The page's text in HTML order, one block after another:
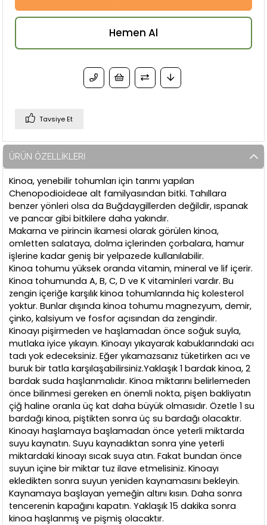
Tavsiye Et
ÜRÜN ÖZELLIKLERI
Kinoa, yenebilir tohumları için tarımı yapılan
Chenopodioideae alt familyasından bitki. Tahıllara
benzer yönleri olsa da Buğdaygillerden değildir, ıspanak
ve pancar gibi bitkilere daha yakındır.
Makarna ve pirincin ikamesi olarak görülen kinoa,
omletten salataya, dolma içlerinden çorbalara, hamur
işlerine kadar geniş bir yelpazede kullanılabilir.
Kinoa tohumu yüksek oranda vitamin, mineral ve lif içerir.
Kinoa tohumunda A, B, C, D ve K vitaminleri vardır. Bu
zengin içeriğe karşılık kinoa tohumlarında hiç kolesterol
yoktur. Bunlar dışında kinoa tohumu magnezyum, demir,
çinko, kalsiyum ve fosfor açısından da zengindir.
Kinoayı pişirmeden ve haşlamadan önce soğuk suyla,
mutlaka iyice yıkayın. Kinoayı yıkayarak kabuklarındaki acı
tadı yok edeceksiniz. Eğer yıkamazsanız tüketirken acı ve
buruk bir tatla karşılaşabilirsiniz.Yaklaşık 1 bardak kinoa, 2
bardak suda haşlanmalıdır. Kinoa miktarını belirlemeden
önce bilinmesi gereken en önemli nokta, pişen bakliyatın
çiğ haline oranla üç kat daha büyük olmasıdır. Özetle 1 su
bardağı kinoa, piştikten sonra üç su bardağı olacaktır.
Kinoayı haşlamaya başlamadan önce yeterli miktarda
suyu kaynatın. Suyu kaynadıktan sonra yine yeterli
miktardaki kinoayı sıcak suya atın. Fakat bundan önce
suyun içine bir miktar tuz ilave etmelisiniz. Kinoayı
ekledikten sonra suyun yeniden kaynamasını bekleyin.
Kaynamaya başlayan yemeğin altını kısın. Daha sonra
tencerenin kapağını kapatın. Yaklaşık 15 dakika sonra
kinoa haşlanmış ve pişmiş olacaktır.